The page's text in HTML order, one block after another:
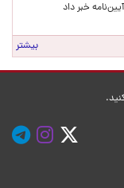
خبر داد
بیشتر